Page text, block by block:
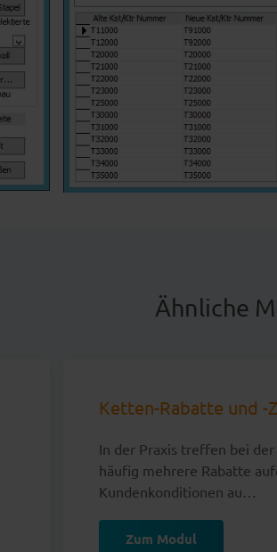
Ähnliche
Ketten-Rabatte und -
In der Praxis treffen bei
häufig mehrere Rabatte
Kundenkonditionen au…
Zum Modul